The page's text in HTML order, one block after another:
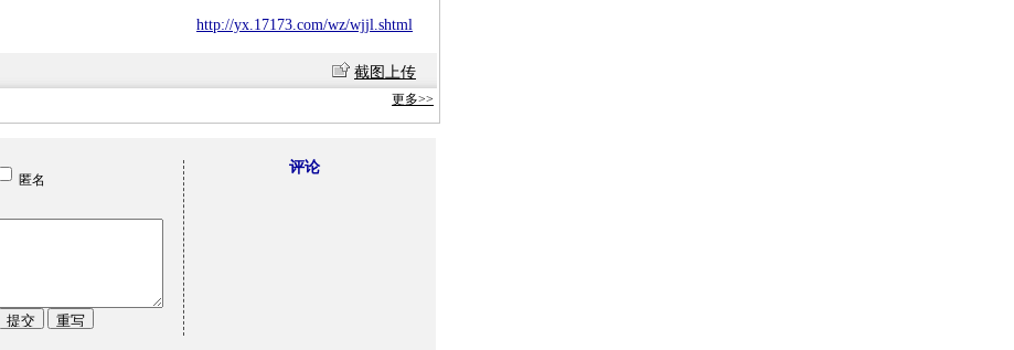
http://yx.17173.com/wz/wjjl.shtml
截图上传
更多>>
匿名
评论